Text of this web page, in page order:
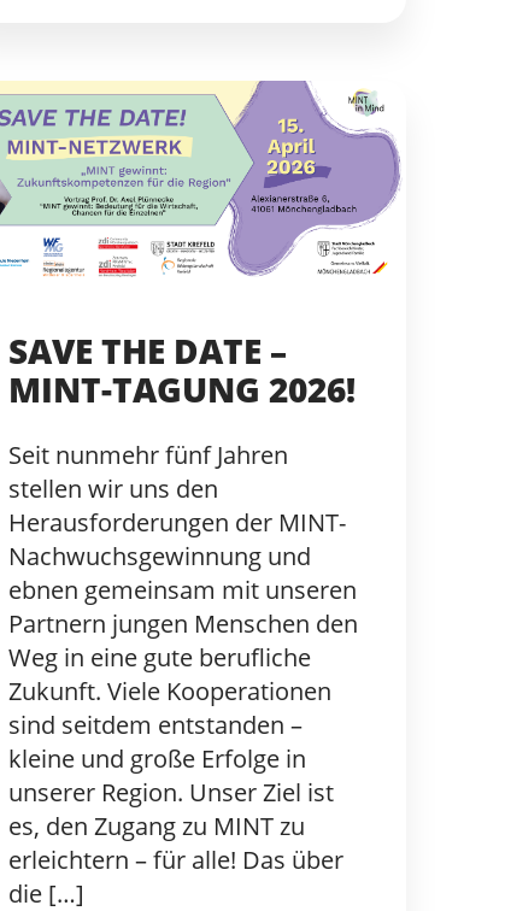
SAVE THE DATE –
MINT-TAGUNG 2026!
Seit nunmehr fünf Jahren
stellen wir uns den
Herausforderungen der MINT-
Nachwuchsgewinnung und
ebnen gemeinsam mit unseren
Partnern jungen Menschen den
Weg in eine gute berufliche
Zukunft. Viele Kooperationen
sind seitdem entstanden –
kleine und große Erfolge in
unserer Region. Unser Ziel ist
es, den Zugang zu MINT zu
erleichtern – für alle! Das über
die […]